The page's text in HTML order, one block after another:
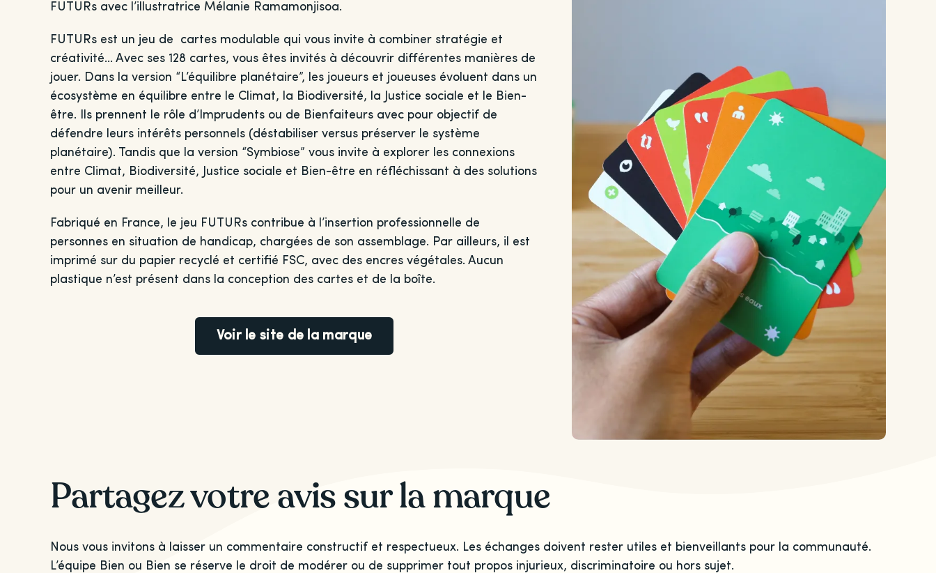
FUTURs avec l’illustratrice Mélanie Ramamonjisoa.
FUTURs est un jeu de cartes modulable qui vous invite à combiner stratégie et
créativité… Avec ses 128 cartes, vous êtes invités à découvrir différentes manières de
jouer. Dans la version “L’équilibre planétaire”, les joueurs et joueuses évoluent dans un
écosystème en équilibre entre le Climat, la Biodiversité, la Justice sociale et le Bien-
être. Ils prennent le rôle d’Imprudents ou de Bienfaiteurs avec pour objectif de
défendre leurs intérêts personnels (déstabiliser versus préserver le système
planétaire). Tandis que la version “Symbiose” vous invite à explorer les connexions
entre Climat, Biodiversité, Justice sociale et Bien-être en réfléchissant à des solutions
pour un avenir meilleur.
Fabriqué en France, le jeu FUTURs contribue à l’insertion professionnelle de
personnes en situation de handicap, chargées de son assemblage. Par ailleurs, il est
imprimé sur du papier recyclé et certifié FSC, avec des encres végétales. Aucun
plastique n’est présent dans la conception des cartes et de la boîte.
Voir le site de la marque
Partagez votre avis sur la marque
Nous vous invitons à laisser un commentaire constructif et respectueux. Les échanges doivent rester utiles et bienveillants pour la communauté.
L’équipe Bien ou Bien se réserve le droit de modérer ou de supprimer tout propos injurieux, discriminatoire ou hors sujet.